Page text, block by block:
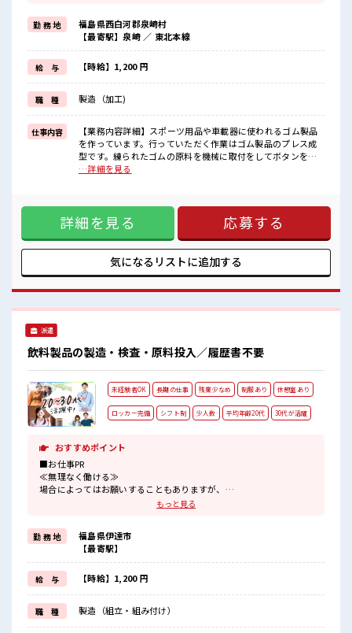
派手過ぎなければ髪型や髪色自由♪
(規定有)≪動きやすい制服アリ≫
制服があるので、
毎日の服装の悩み解消♪
≪未経験OKの仕事≫
新しいことにチャレンジするのは不安だけど、
しっかり働く環境が整っています！
イチからスキルUP・ステップUP目指していきましょう！
≪自分に合った期間で働ける≫
福利厚生が整った派遣のお仕事です！
■職場の雰囲気
髪型・髪色自由♪
休憩室でホッと一息リフレッシュ！
職場にはロッカー完備！
私物の置きすぎには注意が必要ですね★
勤 務 地
福島県西白河郡泉崎村
【最寄駅】泉崎 ／ 東北本線
給 与 【時給】1,200 円
職 種 製造（加工)
仕事内容
【業務内容詳細】スポーツ用品や車載器に使われるゴム製品
を作っています。行っていただく作業はゴム製品のプレス成
型です。練られたゴムの原料を機械に取付をしてボタンを押
します。機械が圧縮をして決められた型に成型をします。成
始めやすいお仕事です。【取扱製品情報】スポーツ用品、医
療用、車載器に使われるゴム製品 ■お仕事PR ≪残業で収入ア
ップ≫ 高収入を希望される方にオススメ。 残業は月20時間以
上あります♪ ≪モチベーションもUP≫ 派手過ぎなければ髪型
や髪色自由♪ (規定有)≪動きやすい制服アリ≫ 制服があるの
で、 毎日の服装の悩み解消♪ ≪未経験OKの仕事≫ 新しいこ
っています！ イチからスキルUP・ステップUP目指していき
ましょう！ ≪自分に合った期間で働ける≫ 福利厚生が整った
と一息リフレッシュ！ 職場にはロッカー完備！ 私物の置きす
ぎには注意が必要ですね★
…詳細を見る
詳細を見る 応募する
気になるリストに追加する
派遣
飲料製品の製造・検査・原料投入／履歴書不要
未経験者OK 長期の仕事 残業少なめ 制服あり 休憩室あり
ロッカー完備 シフト制 少人数 平均年齢20代 30代が活躍
おすすめポイント
■お仕事PR
≪無理なく働ける≫
場合によってはお願いすることもありますが、
制服があるので、
毎日の服装の悩み解消♪
≪未経験の方も大カンゲイ≫
新しいことにチャレンジするのは不安だけど、
しっかり働く環境が整っています！
イチからスキルUP・ステップUP目指していきましょう！
≪収入アップを目指せる≫
高時給だらけの派遣のお仕事です！
もっと見る
勤 務 地
福島県伊達市
【最寄駅】
給 与 【時給】1,200 円
職 種 製造（組立・組み付け）